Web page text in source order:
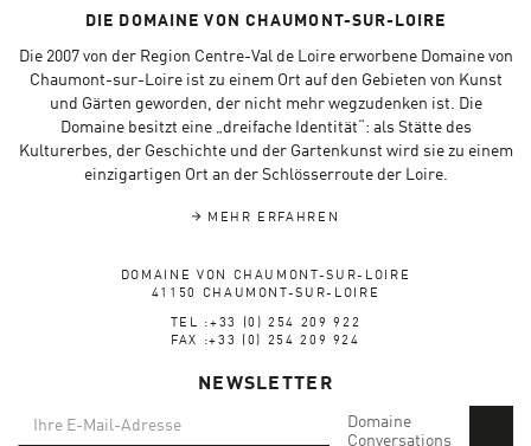
DIE DOMAINE VON CHAUMONT-SUR-LOIRE
Die 2007 von der Region Centre-Val de Loire erworbene Domaine von
Chaumont-sur-Loire ist zu einem Ort auf den Gebieten von Kunst
und Gärten geworden, der nicht mehr wegzudenken ist. Die
Domaine besitzt eine „dreifache Identität“: als Stätte des
Kulturerbes, der Geschichte und der Gartenkunst wird sie zu einem
einzigartigen Ort an der Schlösserroute der Loire.
MEHR ERFAHREN
DOMAINE VON CHAUMONT-SUR-LOIRE
41150 CHAUMONT-SUR-LOIRE
TEL :+33 (0) 254 209 922
FAX :+33 (0) 254 209 924
NEWSLETTER